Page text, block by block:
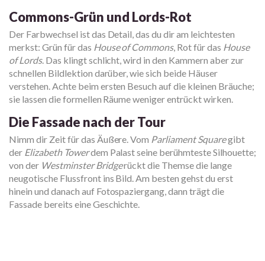
Commons-Grün und Lords-Rot
Der Farbwechsel ist das Detail, das du dir am leichtesten
merkst: Grün für das House of Commons, Rot für das House
of Lords. Das klingt schlicht, wird in den Kammern aber zur
schnellen Bildlektion darüber, wie sich beide Häuser
verstehen. Achte beim ersten Besuch auf die kleinen Bräuche;
sie lassen die formellen Räume weniger entrückt wirken.
Die Fassade nach der Tour
Nimm dir Zeit für das Äußere. Vom Parliament Squaregibt
der Elizabeth Towerdem Palast seine berühmteste Silhouette;
von der Westminster Bridgerückt die Themse die lange
neugotische Flussfront ins Bild. Am besten gehst du erst
hinein und danach auf Fotospaziergang, dann trägt die
Fassade bereits eine Geschichte.